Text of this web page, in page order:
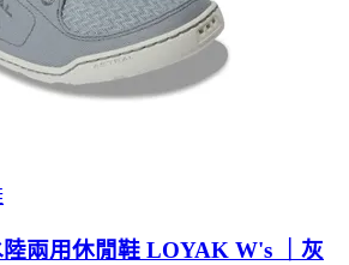
兩用休閒鞋 LOYAK W's ｜灰